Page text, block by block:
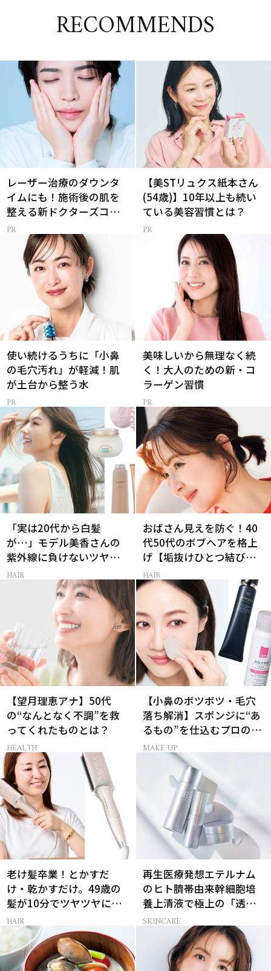
RECOMMENDS
レーザー治療のダウンタ
イムにも！施術後の肌を
整える新ドクターズコス
メ
【美STリュクス紙本さん
(54歳)】10年以上も続い
ている美容習慣とは？
使い続けるうちに「小鼻
の毛穴汚れ」が軽減！肌
が土台から整う水
美味しいから無理なく続
く！大人のための新・コ
ラーゲン習慣
「実は20代から白髪
が…」モデル美香さんの
紫外線に負けないツヤ美
髪ケア
HAIR
おばさん見えを防ぐ！40
代50代のボブヘアを格上
げ【垢抜けひとつ結び】
のルール
HAIR
【望月理恵アナ】50代
の“なんとなく不調”を救
ってくれたものとは？
HEALTH
【小鼻のボツボツ・毛穴
落ち解消】スポンジに“あ
るもの”を仕込むプロの超
簡単メイクテク
MAKE UP
老け髪卒業！とかすだ
け・乾かすだけ。49歳の
髪が10分でツヤツヤにな
る最新ギア2選
HAIR
再生医療発想エテルナム
のヒト臍帯由来幹細胞培
養上清液で極上の「透明
感ハリ肌」へ
SKINCARE